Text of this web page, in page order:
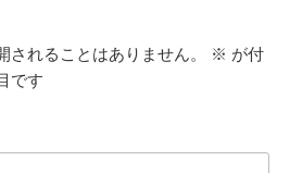
されることはありません。 ※ が付
です